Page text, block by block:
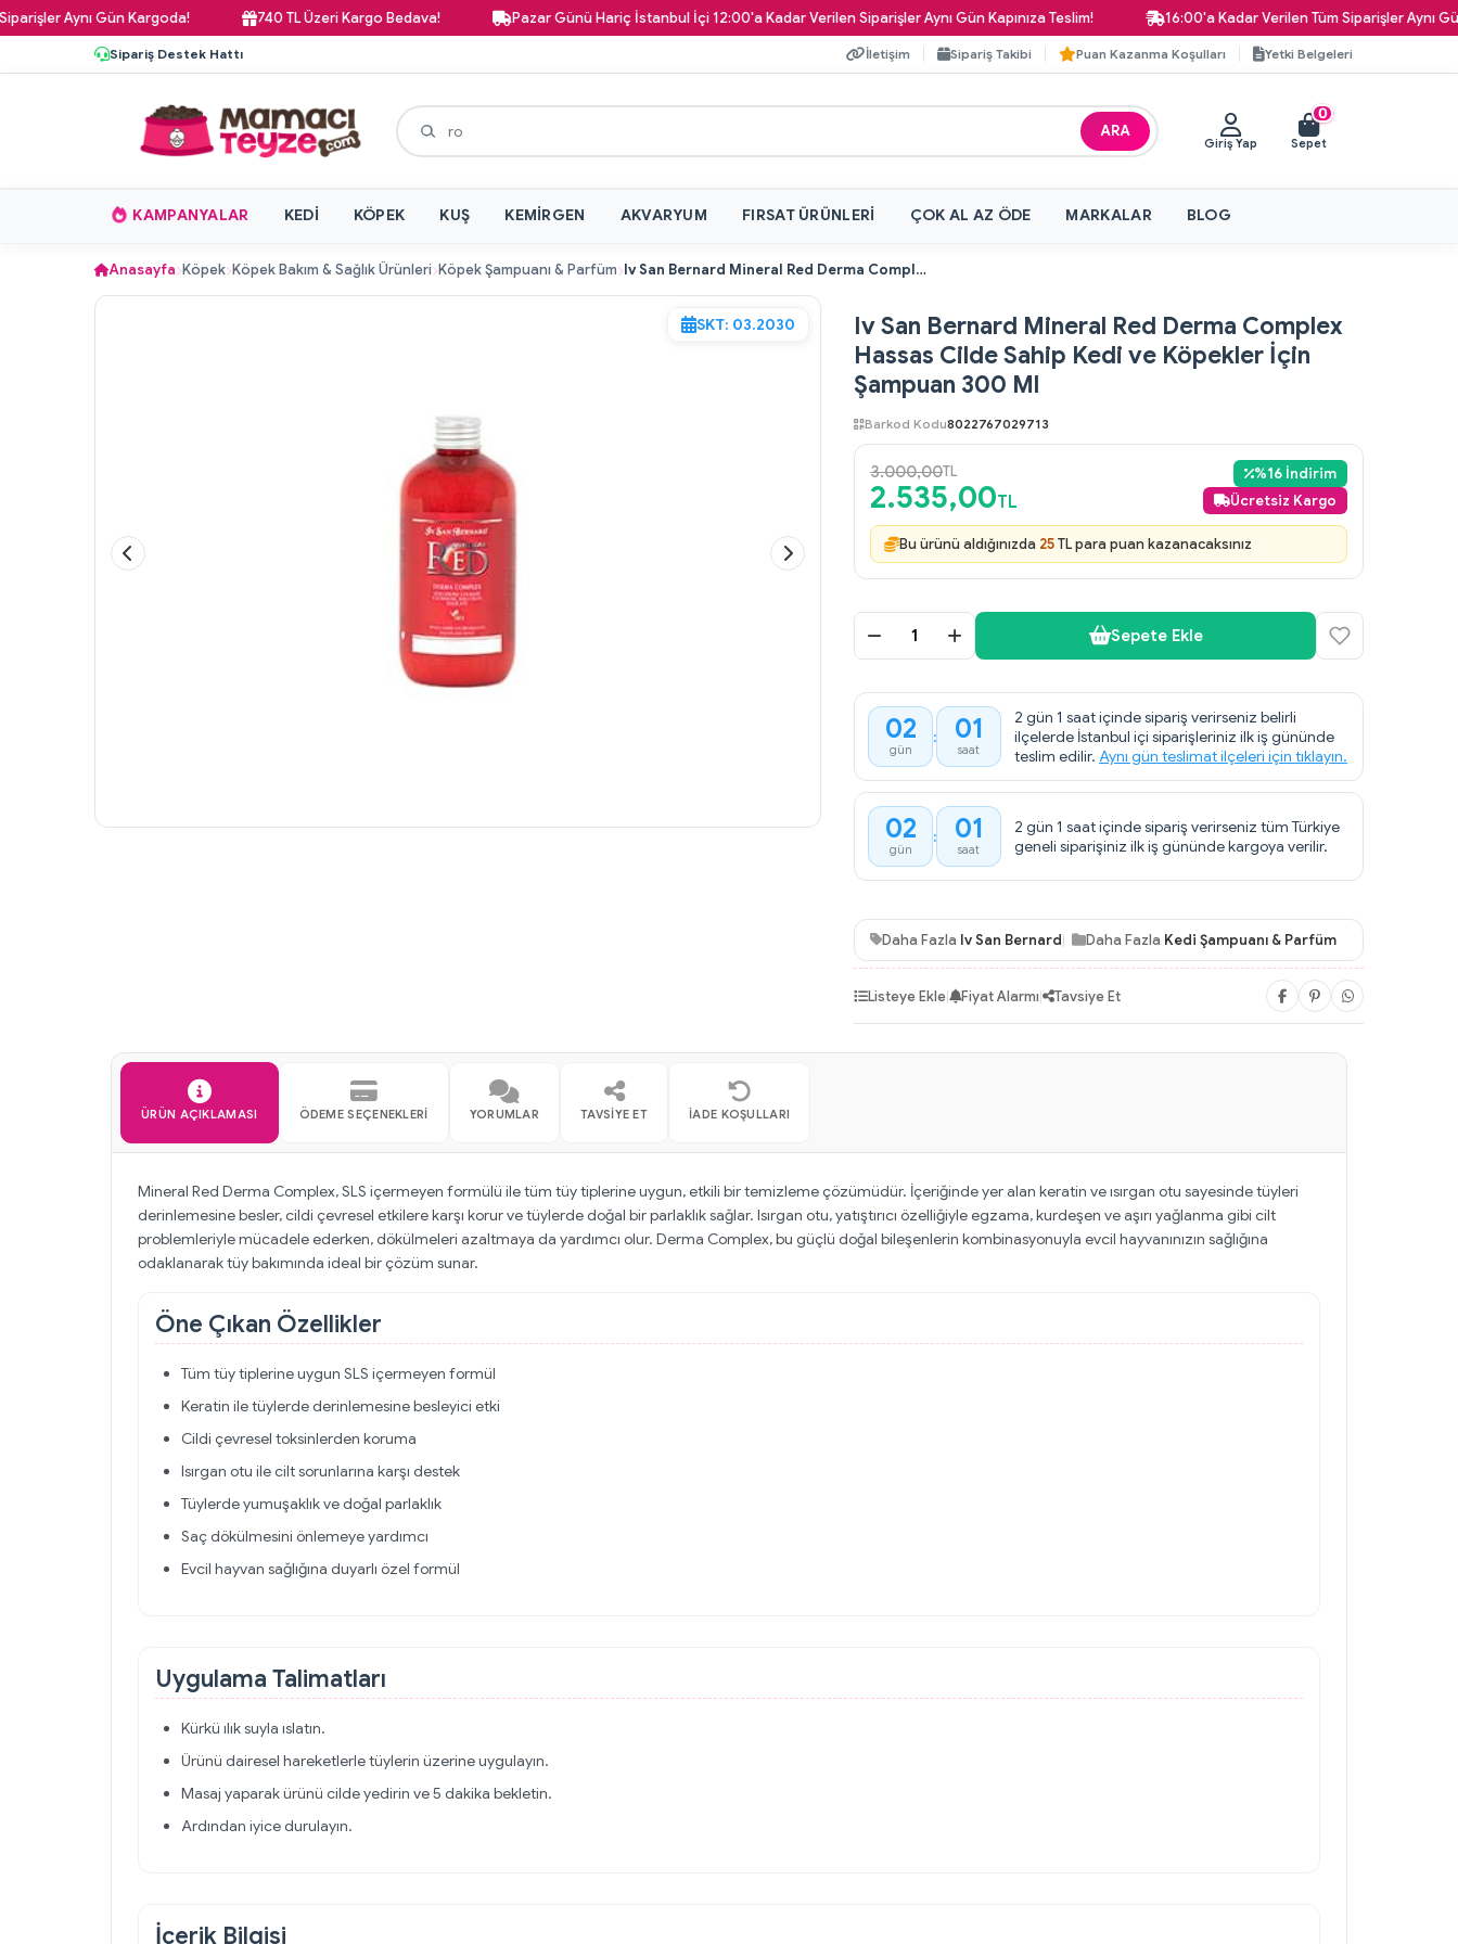
Aynı Gün Kargoda! 740 TL Üzeri Kargo Bedava! Pazar Günü Hariç İstanbul İçi 12:00'a Kadar Verilen Siparişler Aynı Gün Kapınıza Teslim! 16:00'a Kadar Verilen Tüm Siparişler Aynı Gün
Sipariş Destek Hattı İletişim Sipariş Takibi Puan Kazanma Koşulları Yetki Belgeleri
ARA
Giriş Yap
0
Sepet
KAMPANYALAR KEDI KÖPEK KUŞ KEMIRGEN AKVARYUM FIRSAT ÜRÜNLERI ÇOK AL AZ ÖDE MARKALAR BLOG
Anasayfa Köpek Köpek Bakım & Sağlık Ürünleri Köpek Şampuanı & Parfüm Iv San Bernard Mineral Red Derma Complex Hassas Cilde Sahip Kedi ve Köpekler İçin Şampuan 300 Ml
SKT: 03.2030
Iv San Bernard Mineral Red Derma Complex
Hassas Cilde Sahip Kedi ve Köpekler İçin
Şampuan 300 Ml
Barkod Kodu8022767029713
3.000,00TL
2.535,00TL
%16 İndirim
Ücretsiz Kargo
Bu ürünü aldığınızda 25TL para puan kazanacaksınız
Sepete Ekle
02
gün
: 01
saat
2 gün 1 saat içinde sipariş verirseniz belirli
ilçelerde İstanbul içi siparişleriniz ilk iş gününde
teslim edilir. Aynı gün teslimat ilçeleri için tıklayın.
02
gün
: 01
saat
2 gün 1 saat içinde sipariş verirseniz tüm Türkiye
geneli siparişiniz ilk iş gününde kargoya verilir.
Daha Fazla Iv San Bernard Daha Fazla Kedi Şampuanı & Parfüm
Listeye Ekle| Fiyat Alarmı| Tavsiye Et
ÜRÜN AÇIKLAMASI ÖDEME SEÇENEKLERI YORUMLAR TAVSIYE ET İADE KOŞULLARI
Mineral Red Derma Complex, SLS içermeyen formülü ile tüm tüy tiplerine uygun, etkili bir temizleme çözümüdür. İçeriğinde yer alan keratin ve ısırgan otu sayesinde tüyleri
derinlemesine besler, cildi çevresel etkilere karşı korur ve tüylerde doğal bir parlaklık sağlar. Isırgan otu, yatıştırıcı özelliğiyle egzama, kurdeşen ve aşırı yağlanma gibi cilt
problemleriyle mücadele ederken, dökülmeleri azaltmaya da yardımcı olur. Derma Complex, bu güçlü doğal bileşenlerin kombinasyonuyla evcil hayvanınızın sağlığına
odaklanarak tüy bakımında ideal bir çözüm sunar.
Öne Çıkan Özellikler
Tüm tüy tiplerine uygun SLS içermeyen formül
Keratin ile tüylerde derinlemesine besleyici etki
Cildi çevresel toksinlerden koruma
Isırgan otu ile cilt sorunlarına karşı destek
Tüylerde yumuşaklık ve doğal parlaklık
Saç dökülmesini önlemeye yardımcı
Evcil hayvan sağlığına duyarlı özel formül
Uygulama Talimatları
Kürkü ılık suyla ıslatın.
Ürünü dairesel hareketlerle tüylerin üzerine uygulayın.
Masaj yaparak ürünü cilde yedirin ve 5 dakika bekletin.
Ardından iyice durulayın.
İçerik Bilgisi